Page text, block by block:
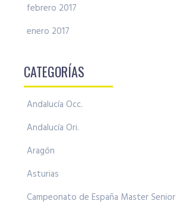
febrero 2017
enero 2017
CATEGORÍAS
Andalucía Occ.
Andalucía Ori.
Aragón
Asturias
Campeonato de España Master Senior